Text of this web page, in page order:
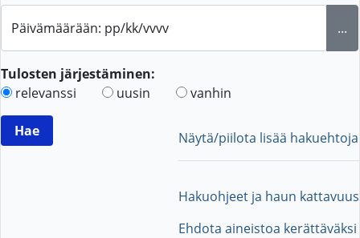
Päivämäärään: pp/kk/vvvv ...
Tulosten järjestäminen:
relevanssi
uusin vanhin
Näytä/piilota lisää hakuehtoja
Hakuohjeet ja haun kattavuus
Ehdota aineistoa kerättäväksi